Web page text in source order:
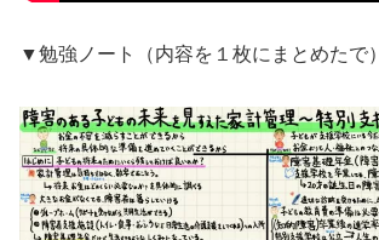
▼勉強ノート（内容を１枚にまとめたで）